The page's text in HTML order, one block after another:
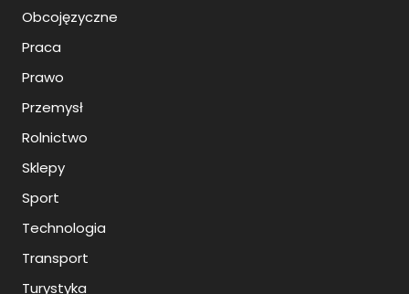
Obcojęzyczne
Praca
Prawo
Przemysł
Rolnictwo
Sklepy
Sport
Technologia
Transport
Turystyka